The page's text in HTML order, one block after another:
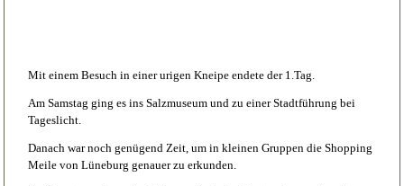
Mit einem Besuch in einer urigen Kneipe endete der 1.Tag.
Am Samstag ging es ins Salzmuseum und zu einer Stadtführung bei
Tageslicht.
Danach war noch genügend Zeit, um in kleinen Gruppen die Shopping
Meile von Lüneburg genauer zu erkunden.